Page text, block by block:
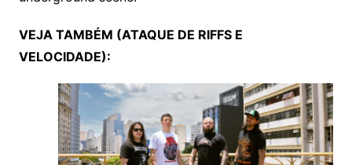
VEJA TAMBÉM (ATAQUE DE RIFFS E
VELOCIDADE):